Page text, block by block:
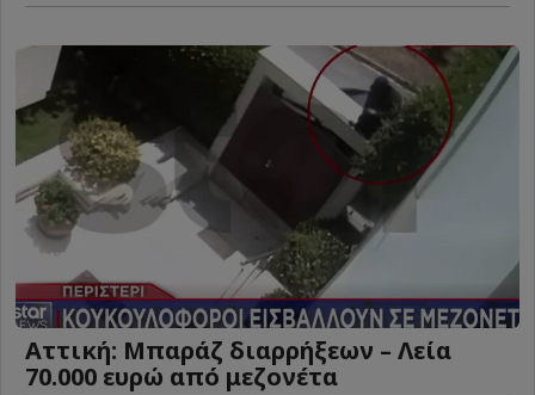
Αττική: Μπαράζ διαρρήξεων – Λεία
70.000 ευρώ από μεζονέτα